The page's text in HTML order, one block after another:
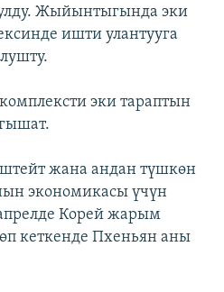
Жыйынтыгында эки
ишти улантууга
эки тараптын
жана андан түшкөн
экономикасы үчүн
Корей жарым
кеткенде Пхеньян аны